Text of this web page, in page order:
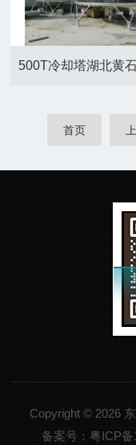
首页
Copyright © 2026
备案号：粤ICP备